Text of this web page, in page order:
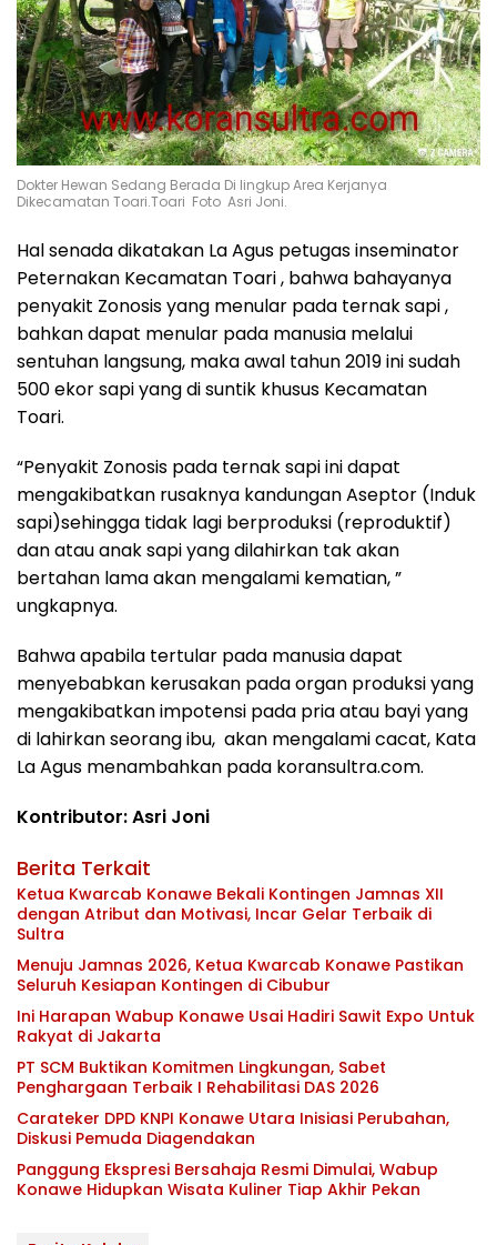
Dokter Hewan Sedang Berada Di lingkup Area Kerjanya
Dikecamatan Toari.Toari Foto Asri Joni.
Hal senada dikatakan La Agus petugas inseminator
Peternakan Kecamatan Toari , bahwa bahayanya
penyakit Zonosis yang menular pada ternak sapi ,
bahkan dapat menular pada manusia melalui
sentuhan langsung, maka awal tahun 2019 ini sudah
500 ekor sapi yang di suntik khusus Kecamatan
Toari.
“Penyakit Zonosis pada ternak sapi ini dapat
mengakibatkan rusaknya kandungan Aseptor (Induk
sapi)sehingga tidak lagi berproduksi (reproduktif)
dan atau anak sapi yang dilahirkan tak akan
bertahan lama akan mengalami kematian, ”
ungkapnya.
Bahwa apabila tertular pada manusia dapat
menyebabkan kerusakan pada organ produksi yang
mengakibatkan impotensi pada pria atau bayi yang
di lahirkan seorang ibu, akan mengalami cacat, Kata
La Agus menambahkan pada koransultra.com.
Kontributor: Asri Joni
Berita Terkait
Ketua Kwarcab Konawe Bekali Kontingen Jamnas XII
dengan Atribut dan Motivasi, Incar Gelar Terbaik di
Sultra
Menuju Jamnas 2026, Ketua Kwarcab Konawe Pastikan
Seluruh Kesiapan Kontingen di Cibubur
Ini Harapan Wabup Konawe Usai Hadiri Sawit Expo Untuk
Rakyat di Jakarta
PT SCM Buktikan Komitmen Lingkungan, Sabet
Penghargaan Terbaik I Rehabilitasi DAS 2026
Carateker DPD KNPI Konawe Utara Inisiasi Perubahan,
Diskusi Pemuda Diagendakan
Panggung Ekspresi Bersahaja Resmi Dimulai, Wabup
Konawe Hidupkan Wisata Kuliner Tiap Akhir Pekan